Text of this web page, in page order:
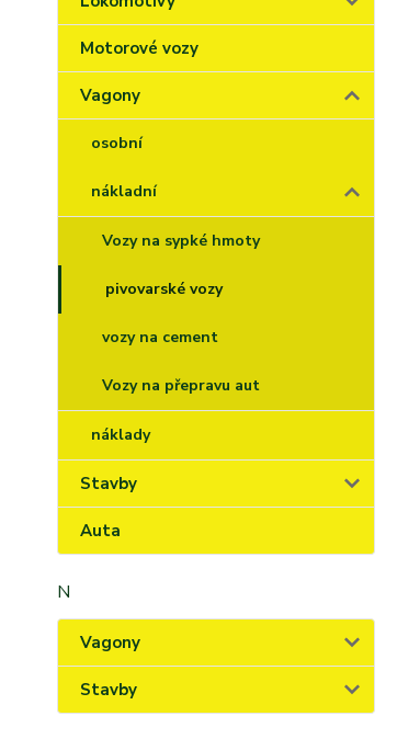
Motorové vozy
Vagony
osobní
nákladní
Vozy na sypké hmoty
pivovarské vozy
vozy na cement
Vozy na přepravu aut
náklady
Stavby
Auta
N
Vagony
Stavby